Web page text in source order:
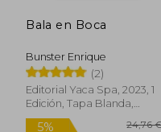
Bala en Boca
Bunster Enrique
(2)
Editorial Yaca Spa, 2023, 1
Edición, Tapa Blanda,
Nuevo